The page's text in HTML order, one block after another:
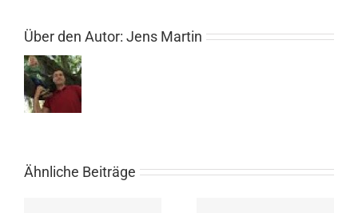
Über den Autor: Jens Martin
Ähnliche Beiträge